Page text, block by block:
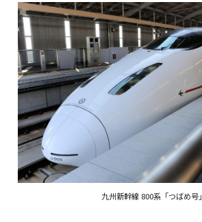
九州新幹線 800系「つばめ号」